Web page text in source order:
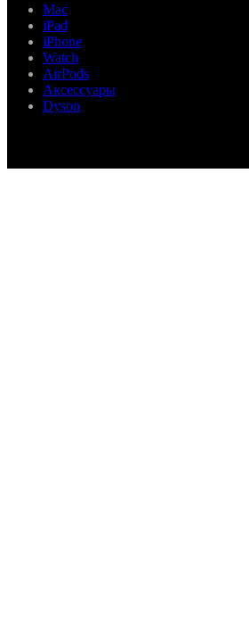
Mac
iPad
iPhone
Watch
AirPods
Аксессуары
Dyson